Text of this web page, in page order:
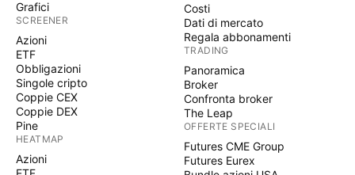
Grafici
SCREENER
Azioni
ETF
Obbligazioni
Singole cripto
Coppie CEX
Coppie DEX
Pine
HEATMAP
Azioni
Costi
Dati di mercato
Regala abbonamenti
TRADING
Panoramica
Broker
Confronta broker
The Leap
OFFERTE SPECIALI
Futures CME Group
Futures Eurex